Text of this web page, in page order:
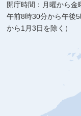
開庁時間：月曜から金
午前8時30分から午後
から1月3日を除く）